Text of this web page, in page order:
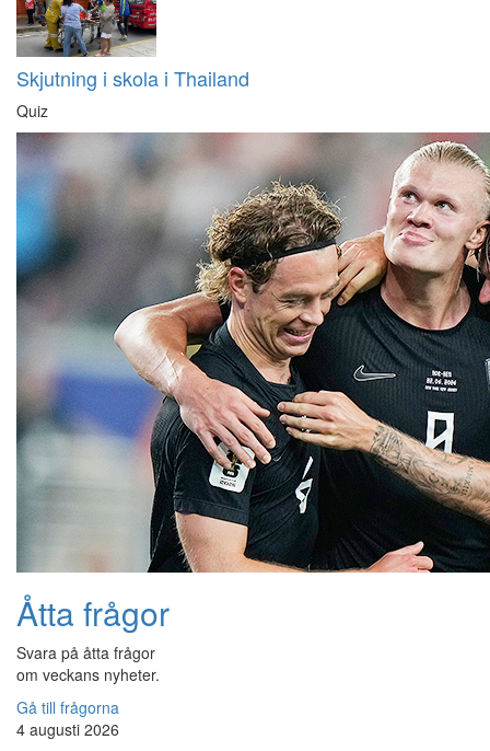
Skjutning i skola i Thailand
Quiz
Åtta frågor
Svara på åtta frågor
om veckans nyheter.
Gå till frågorna
4 augusti 2026